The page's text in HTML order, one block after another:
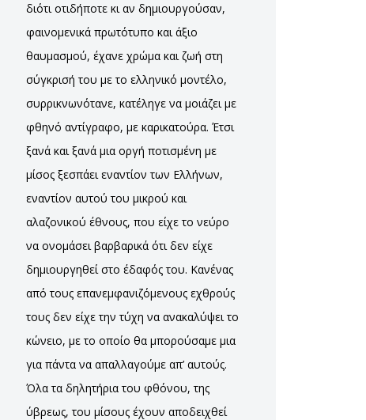
διότι οτιδήποτε κι αν δημιουργούσαν,
φαινομενικά πρωτότυπο και άξιο
θαυμασμού, έχανε χρώμα και ζωή στη
σύγκρισή του με το ελληνικό μοντέλο,
συρρικνωνότανε, κατέληγε να μοιάζει με
φθηνό αντίγραφο, με καρικατούρα. Έτσι
ξανά και ξανά μια οργή ποτισμένη με
μίσος ξεσπάει εναντίον των Ελλήνων,
εναντίον αυτού του μικρού και
αλαζονικού έθνους, που είχε το νεύρο
να ονομάσει βαρβαρικά ότι δεν είχε
δημιουργηθεί στο έδαφός του. Κανένας
από τους επανεμφανιζόμενους εχθρούς
τους δεν είχε την τύχη να ανακαλύψει το
κώνειο, με το οποίο θα μπορούσαμε μια
για πάντα να απαλλαγούμε απ’ αυτούς.
Όλα τα δηλητήρια του φθόνου, της
ύβρεως, του μίσους έχουν αποδειχθεί